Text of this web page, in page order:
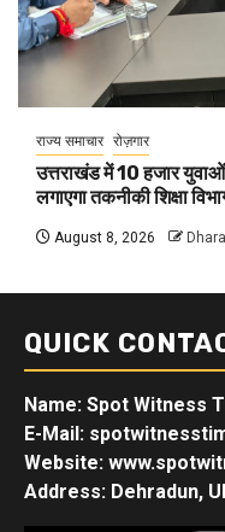
राज्य समाचार रोज़गार
उत्तराखंड में 10 हजार युवाओं
लगाएगा तकनीकी शिक्षा
August 8, 2026
QUICK
Name: Spot Witness
E-Mail:
Website:
Address: Dehradun,